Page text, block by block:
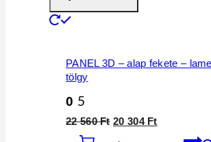
PANEL 3D – alap fekete –
tölgy
0 5
22 560Ft Original
20 304 FtCurrent